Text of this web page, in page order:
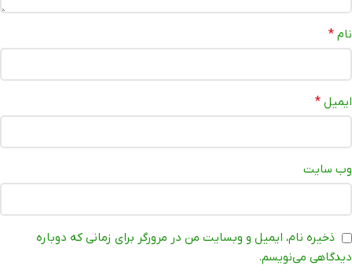
نام *
ایمیل *
وب‌ سایت
ذخیره نام، ایمیل و وبسایت من در مرورگر برای زمانی که دوباره
دیدگاهی می‌نویسم.